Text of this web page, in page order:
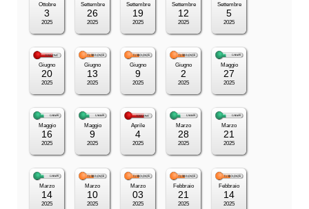
Ottobre
3
2025
Settembre
26
2025
Settembre
19
2025
Settembre
12
2025
Settembre
5
2025
Giugno
20
2025
Giugno
13
2025
Giugno
9
2025
Giugno
2
2025
Maggio
27
2025
Maggio
16
2025
Maggio
9
2025
Aprile
4
2025
Marzo
28
2025
Marzo
21
2025
Marzo
14
2025
Marzo
10
2025
Marzo
03
2025
Febbraio
21
2025
Febbraio
14
2025